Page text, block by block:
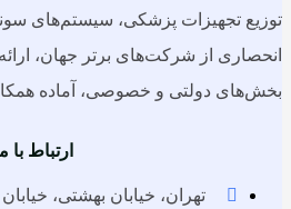
توزیع تجهیزات پزشکی، سیستم‌های
انحصاری از شرکت‌های برتر جهان،
بخش‌های دولتی و خصوصی، آماده
ارتباط با
تهران، خیابان بهشتی،